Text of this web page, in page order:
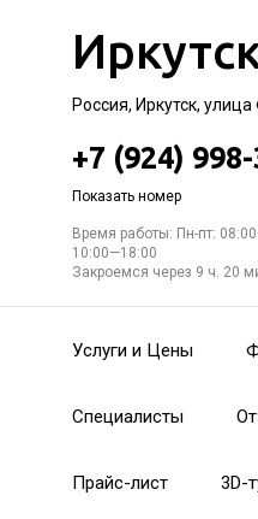
Россия, Иркутск,
+7 (924)
Показать номер
Время работы: Пн-пт:
10:00—18:00
Закроемся через 9 ч. 20
Услуги и Цены
Специалисты
Прайс-лист 3D-